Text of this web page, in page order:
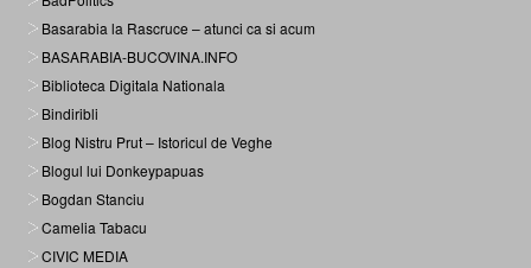
Basarabia la Rascruce – atunci ca si acum
BASARABIA-BUCOVINA.INFO
Biblioteca Digitala Nationala
Bindiribli
Blog Nistru Prut – Istoricul de Veghe
Blogul lui Donkeypapuas
Bogdan Stanciu
Camelia Tabacu
CIVIC MEDIA